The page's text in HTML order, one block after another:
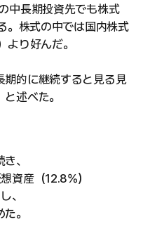
中長期投資先でも株式
。株式の中では国内株式
より好んだ。
期的に継続すると見る見
述べた。
、
資産（12.8%）
、
。